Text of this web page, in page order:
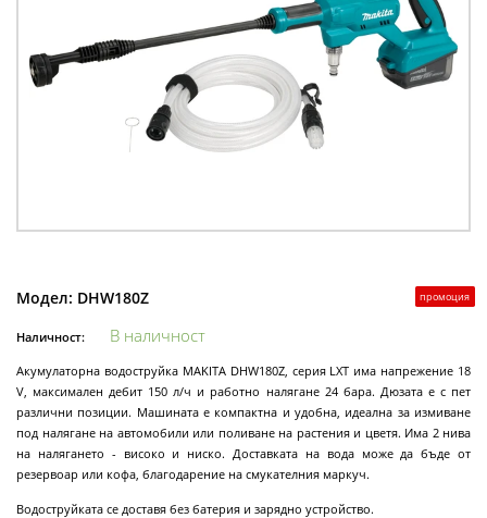
промоция
Модел: DHW180Z
Наличност: В наличност
Акумулаторна водоструйка MAKITA DHW180Z, серия LXT има напрежение 18
V, максимален дебит 150 л/ч и работно налягане 24 бара. Дюзата е с пет
различни позиции. Машината е компактна и удобна, идеална за измиване
под налягане на автомобили или поливане на растения и цветя. Има 2 нива
на налягането - високо и ниско. Доставката на вода може да бъде от
резервоар или кофа, благодарение на смукателния маркуч.
Водоструйката се доставя без батерия и зарядно устройство.